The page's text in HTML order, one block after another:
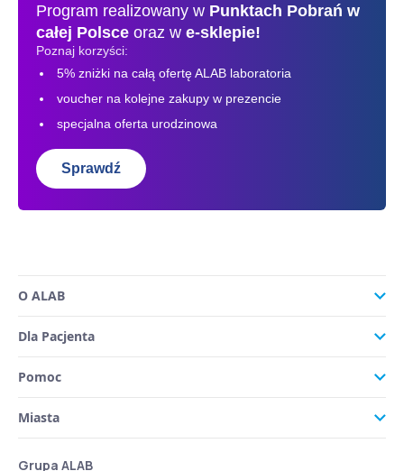
Program realizowany w Punktach Pobrań w
całej Polsce oraz w e-sklepie!
Poznaj korzyści:
5% zniżki na całą ofertę ALAB laboratoria
voucher na kolejne zakupy w prezencie
specjalna oferta urodzinowa
Sprawdź
O ALAB
Dla Pacjenta
Pomoc
Miasta
Grupa ALAB